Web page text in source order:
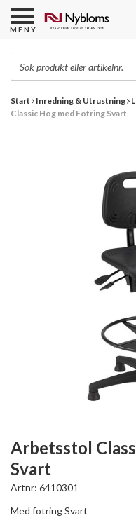
Start Inredning & Utrustning
Classic Hög med Fotring Svart
Arbetsstol
Svart
Artnr: 6410301
Med fotring Svart
MENY